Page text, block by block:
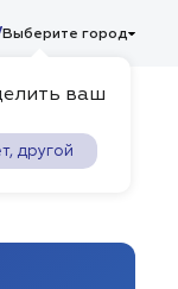
ваш
другой
Выберите город